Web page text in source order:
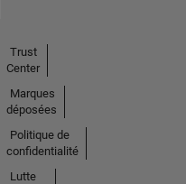
Trust
Center
Marques
déposées
Politique de
confidentialité
Lutte